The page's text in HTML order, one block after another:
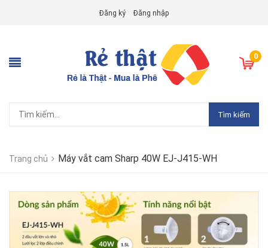
Đăng ký Đăng nhập
0
Tìm kiếm
Trang chủ Máy vắt cam Sharp 40W EJ-J415-WH